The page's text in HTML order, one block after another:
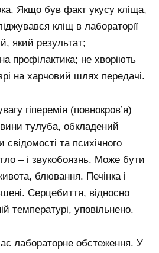
Якщо був факт укусу кліща,
кліщ в лабораторії
який результат;
профілактика; не хворіють
на харчовий шлях передачі.
гіперемія (повнокров’я)
тулуба, обкладений
та психічного
– і звукобоязнь. Може бути
блювання. Печінка і
Серцебиття, відносно
температурі, уповільнено.
лабораторне обстеження. У